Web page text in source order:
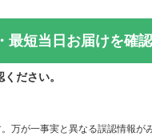
最短当日お届けを確
ださい。
万が一事実と異なる誤認情報が